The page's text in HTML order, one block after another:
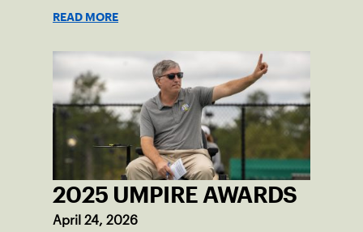
READ MORE
2025 UMPIRE AWARDS
April 24, 2026